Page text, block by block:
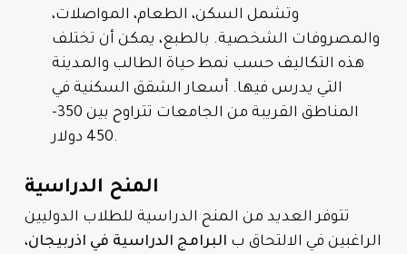
وتشمل السكن، الطعام، المواصلات،
والمصروفات الشخصية. بالطبع، يمكن أن تختلف
هذه التكاليف حسب نمط حياة الطالب والمدينة
التي يدرس فيها. أسعار الشقق السكنية في
المناطق القريبة من الجامعات تتراوح بين 350-
450 دولار.
المنح الدراسية
تتوفر العديد من المنح الدراسية للطلاب الدوليين
الراغبين في الالتحاق ب البرامج الدراسية في اذربيجان،